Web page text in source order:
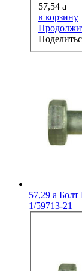
57,54 a
в корзину
57,29 a Болт
1/59713-21